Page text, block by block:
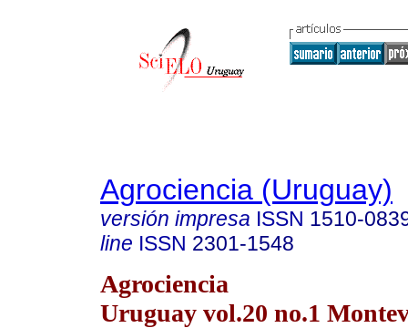
Agrociencia (Uruguay)
versión impresa ISSN 1510-
line ISSN 2301-1548
Agrociencia
Uruguay vol.20 no.1